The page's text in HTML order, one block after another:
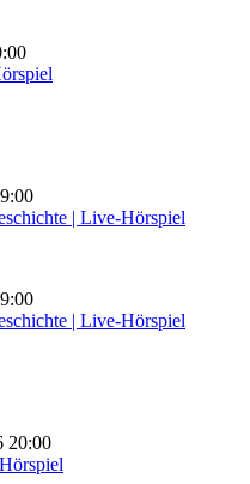
| Live-Hörspiel
| Live-Hörspiel
20:00